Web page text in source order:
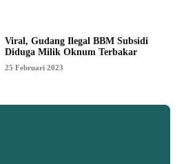
Viral, Gudang Ilegal BBM Subsidi
Diduga Milik Oknum Terbakar
25 Februari 2023